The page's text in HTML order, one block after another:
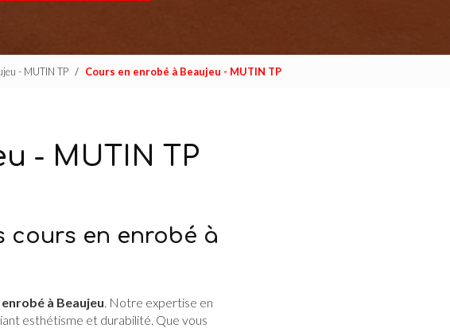
- MUTIN TP Cours en enrobé à Beaujeu - MUTIN TP
- MUTIN TP
cours en enrobé à
à Beaujeu. Notre expertise en
esthétisme et durabilité. Que vous